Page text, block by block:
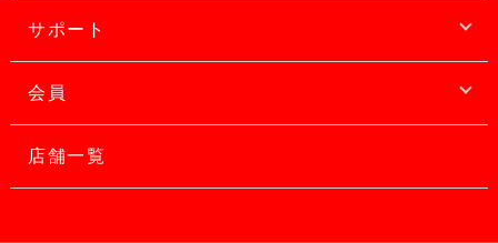
サポート
会員
店舗一覧